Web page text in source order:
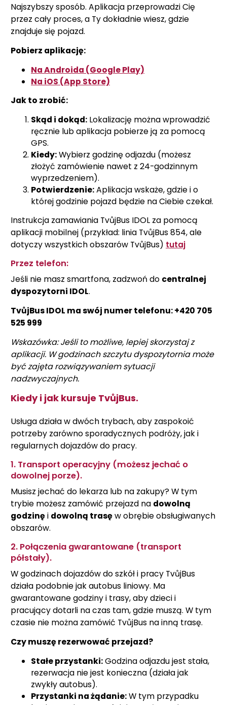
Najszybszy sposób. Aplikacja przeprowadzi Cię
przez cały proces, a Ty dokładnie wiesz, gdzie
znajduje się pojazd.
Pobierz aplikację:
Na Androida (Google Play)
Na iOS (App Store)
Jak to zrobić:
Skąd i dokąd: Lokalizację można wprowadzić
ręcznie lub aplikacja pobierze ją za pomocą
GPS.
Kiedy:Wybierz godzinę odjazdu (możesz
złożyć zamówienie nawet z 24-godzinnym
wyprzedzeniem).
Potwierdzenie:Aplikacja wskaże, gdzie i o
której godzinie pojazd będzie na Ciebie czekał.
Instrukcja zamawiania TvůjBus IDOL za pomocą
aplikacji mobilnej (przykład: linia TvůjBus 854, ale
dotyczy wszystkich obszarów TvůjBus) tutaj
Przez telefon:
Jeśli nie masz smartfona, zadzwoń do centralnej
dyspozytorni IDOL.
TvůjBus IDOL ma swój numer telefonu: +420 705
525 999
Wskazówka: Jeśli to możliwe, lepiej skorzystaj z
aplikacji. W godzinach szczytu dyspozytornia może
być zajęta rozwiązywaniem sytuacji
nadzwyczajnych.
Kiedy i jak kursuje TvůjBus.
Usługa działa w dwóch trybach, aby zaspokoić
potrzeby zarówno sporadycznych podróży, jak i
regularnych dojazdów do pracy.
1. Transport operacyjny (możesz jechać o
dowolnej porze).
Musisz jechać do lekarza lub na zakupy? W tym
trybie możesz zamówić przejazd na dowolną
godzinęi dowolną trasęw obrębie obsługiwanych
obszarów.
2. Połączenia gwarantowane (transport
półstały).
W godzinach dojazdów do szkół i pracy TvůjBus
działa podobnie jak autobus liniowy. Ma
gwarantowane godziny i trasy, aby dzieci i
pracujący dotarli na czas tam, gdzie muszą. W tym
czasie nie można zamówić TvůjBus na inną trasę.
Czy muszę rezerwować przejazd?
Stałe przystanki:Godzina odjazdu jest stała,
rezerwacja nie jest konieczna (działa jak
zwykły autobus).
Przystanki na żądanie:W tym przypadku